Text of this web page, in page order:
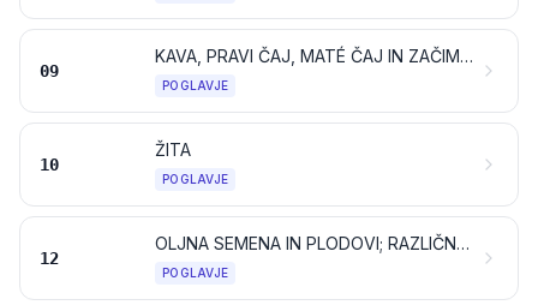
09
KAVA, PRAVI ČAJ, MATÉ ČAJ IN ZAČIMBE
POGLAVJE
10
ŽITA
POGLAVJE
12
OLJNA SEMENA IN PLODOVI; RAZLIČNA ZRNA, SEMENA IN PLODOVI; INDUSTRIJSKE ALI ZDRAVILNE RASTLINE; SLAMA IN KRMA
POGLAVJE